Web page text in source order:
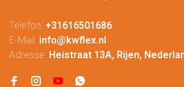
Telefon: +31616501686
E-Mail: info@kwflex.nl
Adresse: Heistraat 13A, Rijen,